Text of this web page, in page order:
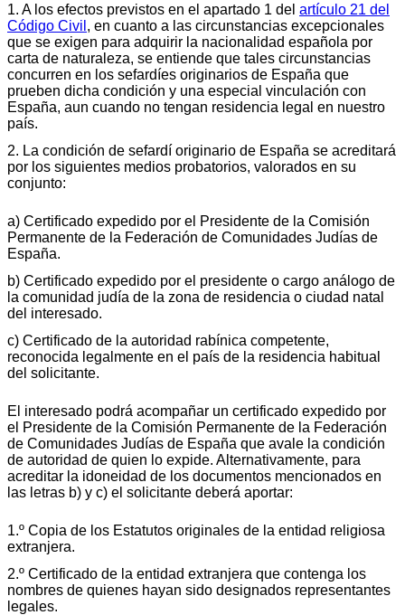
1. A los efectos previstos en el apartado 1 del artículo 21 del
Código Civil , en cuanto a las circunstancias excepcionales
que se exigen para adquirir la nacionalidad española por
carta de naturaleza, se entiende que tales circunstancias
concurren en los sefardíes originarios de España que
prueben dicha condición y una especial vinculación con
España, aun cuando no tengan residencia legal en nuestro
país.
2. La condición de sefardí originario de España se acreditará
por los siguientes medios probatorios, valorados en su
conjunto:
a) Certificado expedido por el Presidente de la Comisión
Permanente de la Federación de Comunidades Judías de
España.
b) Certificado expedido por el presidente o cargo análogo de
la comunidad judía de la zona de residencia o ciudad natal
del interesado.
c) Certificado de la autoridad rabínica competente,
reconocida legalmente en el país de la residencia habitual
del solicitante.
El interesado podrá acompañar un certificado expedido por
el Presidente de la Comisión Permanente de la Federación
de Comunidades Judías de España que avale la condición
de autoridad de quien lo expide. Alternativamente, para
acreditar la idoneidad de los documentos mencionados en
las letras b) y c) el solicitante deberá aportar:
1.º Copia de los Estatutos originales de la entidad religiosa
extranjera.
2.º Certificado de la entidad extranjera que contenga los
nombres de quienes hayan sido designados representantes
legales.